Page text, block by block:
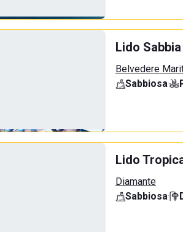
Lido
Belvedere
Sabbiosa·
Lido
Diamante
Sabbiosa·